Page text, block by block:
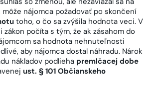
môže nájomca požadovať po skončení
toho, o čo sa zvýšila hodnota veci. V
počíta s tým, že ak zásahom do
sa hodnota nehnuteľnosti
aby nájomca dostal náhradu. Nárok
nákladov podlieha premlčacej dobe
ust. § 101 Občianskeho